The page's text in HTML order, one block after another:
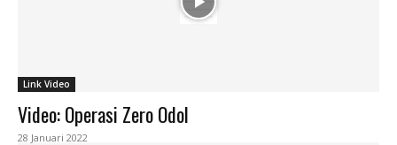
Link Video
Video: Operasi Zero Odol
28 Januari 2022